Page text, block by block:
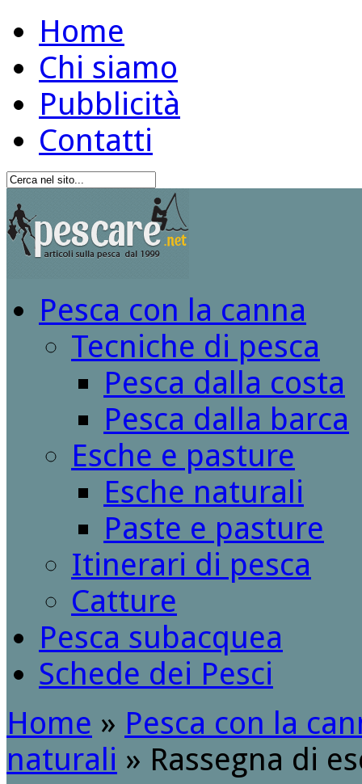
Home
Chi siamo
Pubblicità
Contatti
Pesca con la canna
Tecniche di pesca
Pesca dalla costa
Pesca dalla barca
Esche e pasture
Esche naturali
Paste e pasture
Itinerari di pesca
Catture
Pesca subacquea
Schede dei Pesci
Home » Pesca con la
naturali » Rassegna di